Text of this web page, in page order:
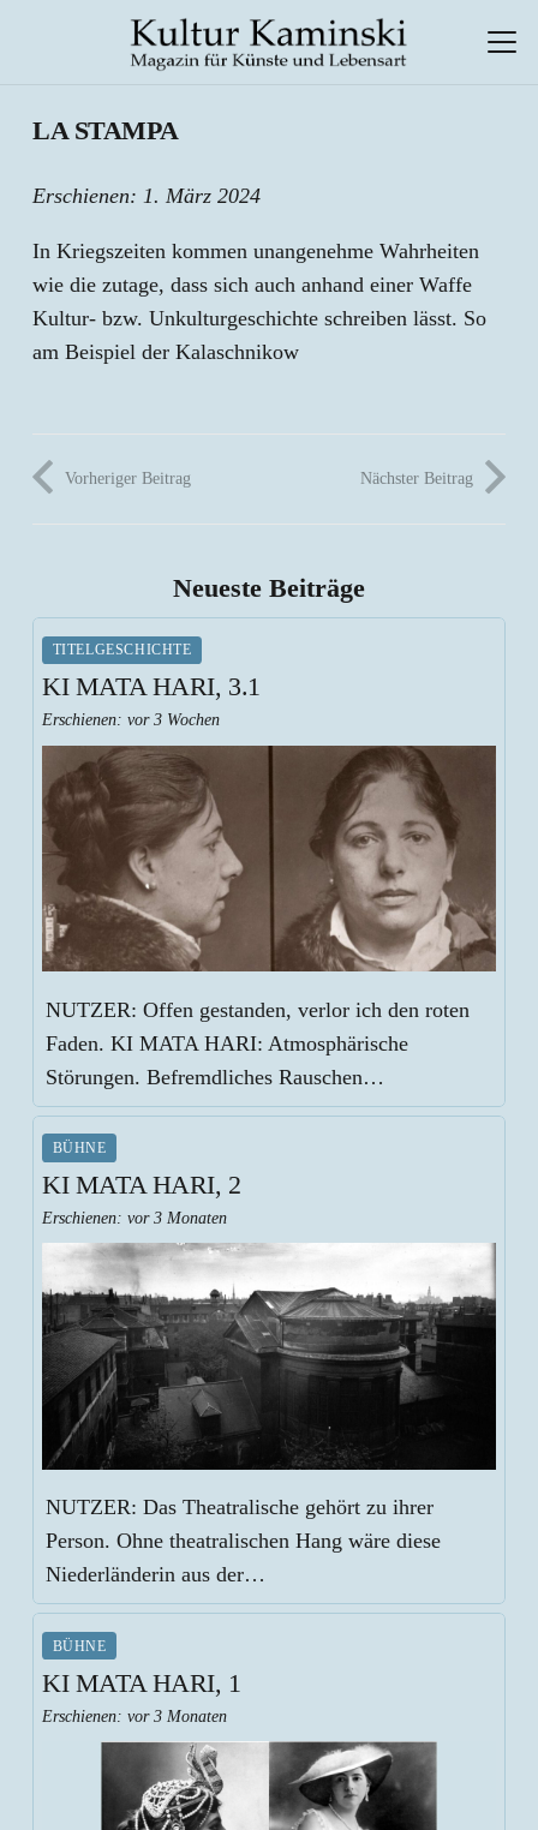
LA STAMPA
Erschienen: 1. März 2024
In Kriegszeiten kommen unangenehme Wahrheiten
wie die zutage, dass sich auch anhand einer Waffe
Kultur- bzw. Unkulturgeschichte schreiben lässt. So
am Beispiel der Kalaschnikow
Vorheriger Beitrag Nächster Beitrag
Neueste Beiträge
TITELGESCHICHTE
KI MATA HARI, 3.1
Erschienen:vor 3 Wochen
NUTZER: Offen gestanden, verlor ich den roten
Faden. KI MATA HARI: Atmosphärische
Störungen. Befremdliches Rauschen…
BÜHNE
KI MATA HARI, 2
Erschienen:vor 3 Monaten
NUTZER: Das Theatralische gehört zu ihrer
Person. Ohne theatralischen Hang wäre diese
Niederländerin aus der…
BÜHNE
KI MATA HARI, 1
Erschienen:vor 3 Monaten